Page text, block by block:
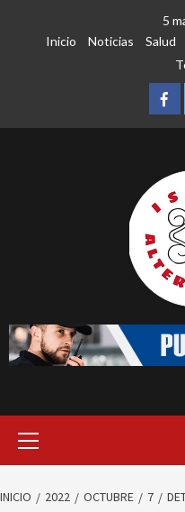
5
Inicio
Noticias Salud
Menú
INICIO 2022 OCTUBRE 7